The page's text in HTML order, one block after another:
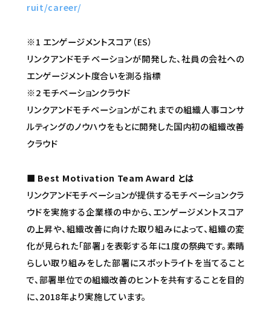
ruit/career/
※1 エンゲージメントスコア（ES）
リンクアンドモチベーションが開発した、社員の会社への
エンゲージメント度合いを測る指標
※2 モチベーションクラウド
リンクアンドモチベーションがこれまでの組織人事コンサ
ルティングのノウハウをもとに開発した国内初の組織改善
クラウド
■ Best Motivation Team Award とは
リンクアンドモチベーションが提供するモチベーションクラ
ウドを実施する企業様の中から、エンゲージメントスコア
の上昇や、組織改善に向けた取り組みによって、組織の変
化が見られた「部署」を表彰する年に1度の祭典です。素晴
らしい取り組みをした部署にスポットライトを当てること
で、部署単位での組織改善のヒントを共有することを目的
に、2018年より実施しています。